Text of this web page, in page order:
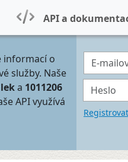
API a
informací o
služby. Naše
a 1011206
API využívá
E-
Heslo